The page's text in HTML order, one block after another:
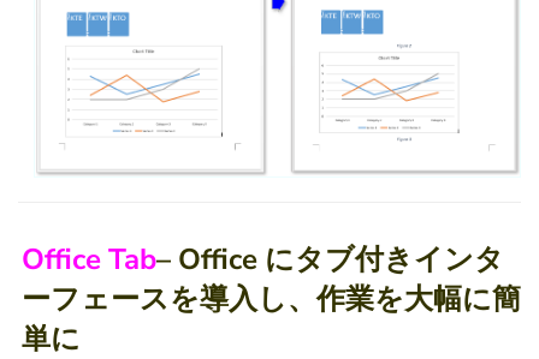
Office Tab– Office にタブ付きインタ
ーフェースを導入し、作業を大幅に簡
単に